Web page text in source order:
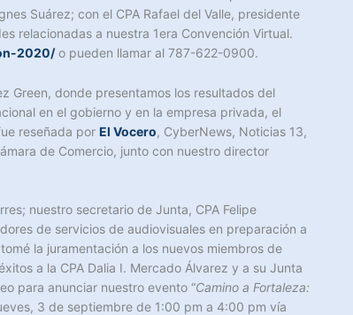
Suárez; con el CPA Rafael del Valle, presidente
relacionadas a nuestra 1era Convención Virtual.
2020/o pueden llamar al 787-622-0900.
Green, donde presentamos los resultados del
en el gobierno y en la empresa privada, el
reseñada por El Vocero, CyberNews, Noticias 13,
de Comercio, junto con nuestro director
nuestro secretario de Junta, CPA Felipe
de servicios de audiovisuales en preparación a
la juramentación a los nuevos miembros de
a la CPA Dalia I. Mercado Álvarez y a su Junta
para anunciar nuestro evento “Camino a Fortaleza:
3 de septiembre de 1:00 pm a 4:00 pm vía